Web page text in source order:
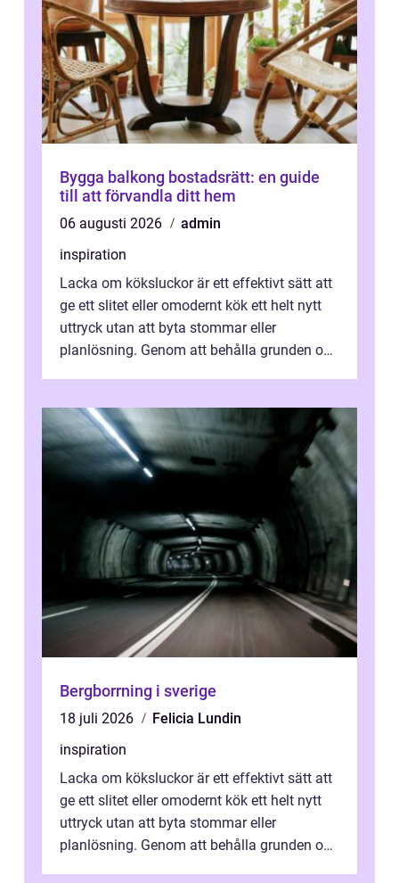
Bygga balkong bostadsrätt: en guide
till att förvandla ditt hem
06 augusti 2026
admin
inspiration
Lacka om köksluckor är ett effektivt sätt att
ge ett slitet eller omodernt kök ett helt nytt
uttryck utan att byta stommar eller
planlösning. Genom att behålla grunden och
Bergborrning i sverige
18 juli 2026
Felicia Lundin
inspiration
Lacka om köksluckor är ett effektivt sätt att
ge ett slitet eller omodernt kök ett helt nytt
uttryck utan att byta stommar eller
planlösning. Genom att behålla grunden och